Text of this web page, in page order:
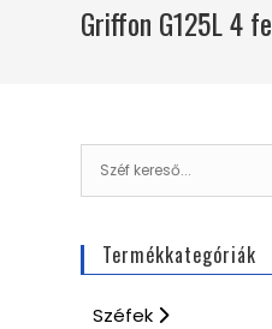
Griffon G125L 4
Termékkategóriák
Széfek